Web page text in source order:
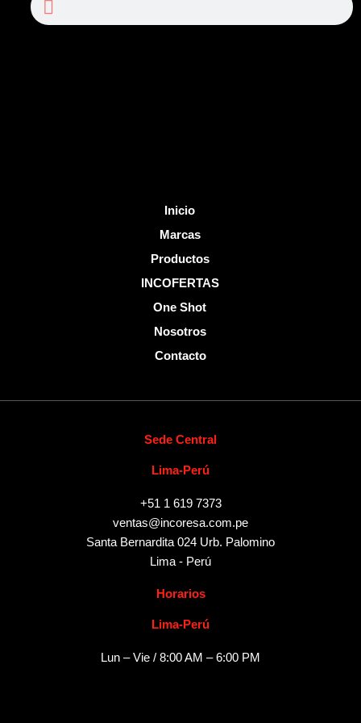
b
u
Inicio
Marcas
Productos
INCOFERTAS
One Shot
Nosotros
Contacto
Sede Central
Lima-Perú
+51 1 619 7373
ventas@incoresa.com.pe
Santa Bernardita 024 Urb. Palomino
Lima - Perú
Horarios
Lima-Perú
Lun – Vie / 8:00 AM – 6:00 PM